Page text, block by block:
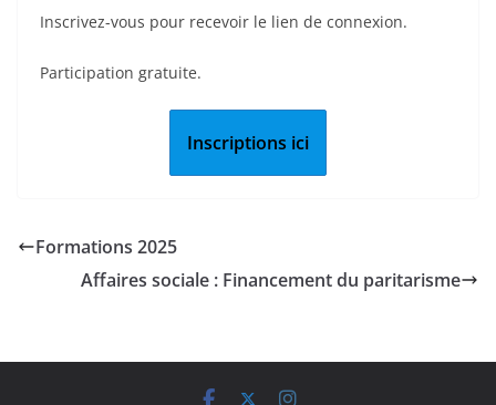
Inscrivez-vous pour recevoir le lien de connexion.
Participation gratuite.
Inscriptions ici
Formations 2025
Affaires sociale : Financement du paritarisme